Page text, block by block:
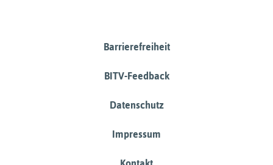
Barrierefreiheit
BITV-Feedback
Datenschutz
Impressum